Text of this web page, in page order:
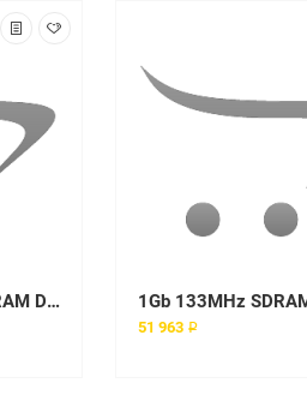
1GB 133MHz ECC SDRAM DIMM для LC2000, LH3000, LH6000 1Gb 133MHz
51 963 ₽